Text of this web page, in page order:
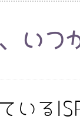
いつ
いる